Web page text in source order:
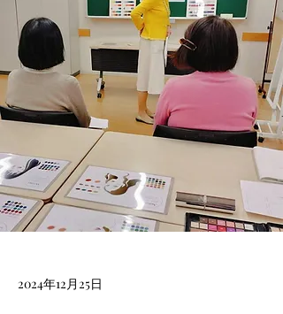
2024年12月25日